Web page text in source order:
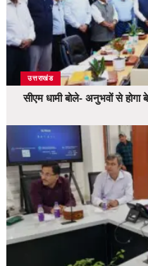
उत्तराखंड
सीएम धामी बोले- अनुभवों से होगा